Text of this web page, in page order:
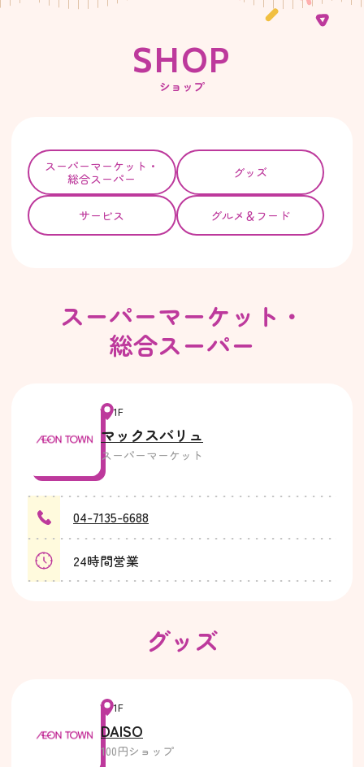
SHOP
ショップ
スーパーマーケット・
総合スーパー
グッズ
サービス グルメ＆フード
スーパーマーケット・
総合スーパー
1F
マックスバリュ
スーパーマーケット
04-7135-6688
24時間営業
グッズ
1F
DAISO
100円ショップ